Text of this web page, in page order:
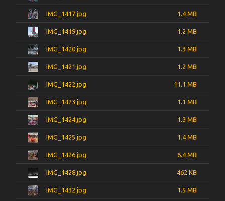
IMG_1417.jpg 1.4 MB
IMG_1419.jpg 1.2 MB
IMG_1420.jpg 1.3 MB
IMG_1421.jpg 1.2 MB
IMG_1422.jpg 11.1 MB
IMG_1423.jpg 1.1 MB
IMG_1424.jpg 1.3 MB
IMG_1425.jpg 1.4 MB
IMG_1426.jpg 6.4 MB
IMG_1428.jpg 462 KB
IMG_1432.jpg 1.5 MB